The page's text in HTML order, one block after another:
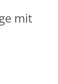
mit